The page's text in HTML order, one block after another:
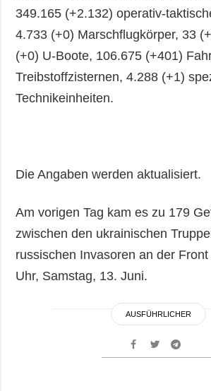
349.165 (+2.132) operativ-
4.733 (+0) Marschflugkörper, 33
(+0) U-Boote, 106.675 (+401)
Treibstoffzisternen, 4.288 (+1)
Technikeinheiten.
Die Angaben werden aktualisiert.
Am vorigen Tag kam es zu 179
zwischen den ukrainischen
russischen Invasoren an der
Uhr, Samstag, 13. Juni.
AUSFÜHRLICHER